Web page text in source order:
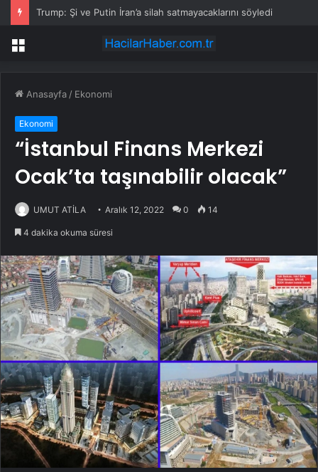
Trump: Şi ve Putin İran’a silah satmayacaklarını söyledi
Menü
Anasayfa / Ekonomi
Ekonomi
“İstanbul Finans Merkezi
Ocak’ta taşınabilir olacak”
UMUT ATİLA Aralık 12, 2022 0 14
4 dakika okuma süresi